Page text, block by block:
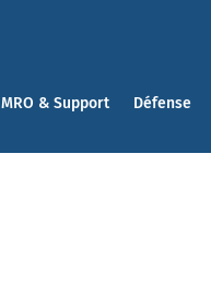
MRO & Support Défense